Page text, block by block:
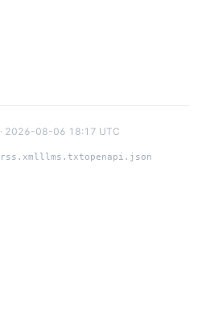
· 2026-08-06 18:17 UTC
rss.xml llms.txtopenapi.json